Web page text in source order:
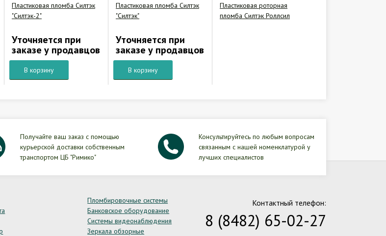
Пластиковая пломба Силтэк
"Силтэк-2"
Уточняется при
заказе у продавцов
В корзину
Пластиковая пломба Силтэк
"Силтэк"
Уточняется при
заказе у продавцов
В корзину
Пластиковая роторная
пломба Силтэк Роллсил
Получайте ваш заказ с помощью
курьерской доставки собственным
транспортом ЦБ "Римико"
Консультируйтесь по любым вопросам
связанным с нашей номенклатурой у
лучших специалистов
Пломбировочные системы
Банковское оборудование
Системы видеонаблюдения
Зеркала обзорные
Контактный телефон:
8 (8482) 65-02-27